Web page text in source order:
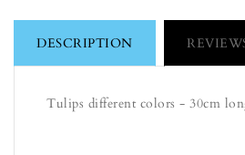
DESCRIPTION
Tulips different colors - 30cm